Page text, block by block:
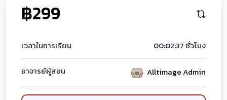
฿299
เวลาในการเรียน 00:02:37 ชั่วโมง
อาจารย์ผู้สอน Alltimage Admin